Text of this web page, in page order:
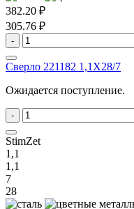
382.20 ₽
305.76 ₽
-
Сверло 221182 1,1X28/7
Ожидается поступление.
-
StimZet
1,1
1,1
7
28